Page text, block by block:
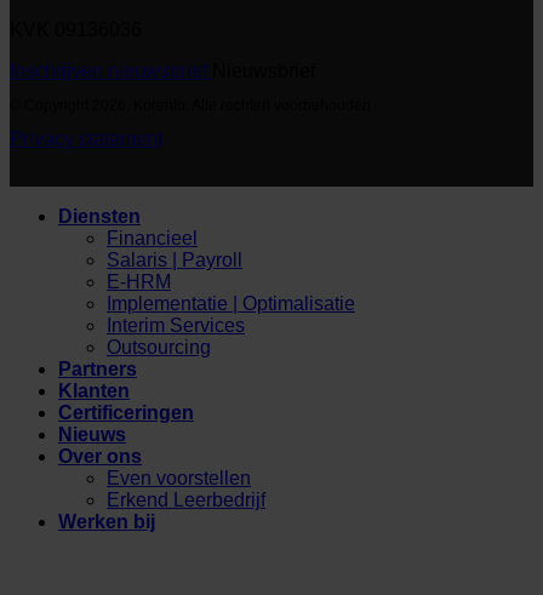
Inschrijven nieuwsbrief
Privacy statement
Diensten
Financieel
Salaris | Payroll
E-HRM
Implementatie | Optimalisatie
Interim Services
Outsourcing
Partners
Klanten
Certificeringen
Nieuws
Over ons
Even voorstellen
Erkend Leerbedrijf
Werken bij